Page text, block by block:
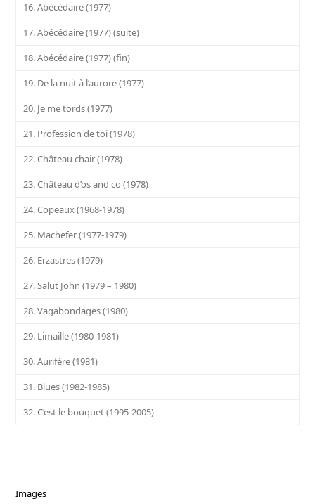
16. Abécédaire (1977)
17. Abécédaire (1977) (suite)
18. Abécédaire (1977) (fin)
19. De la nuit à l’aurore (1977)
20. Je me tords (1977)
21. Profession de toi (1978)
22. Château chair (1978)
23. Château d’os and co (1978)
24. Copeaux (1968-1978)
25. Machefer (1977-1979)
26. Erzastres (1979)
27. Salut John (1979 – 1980)
28. Vagabondages (1980)
29. Limaille (1980-1981)
30. Aurifère (1981)
31. Blues (1982-1985)
32. C’est le bouquet (1995-2005)
Images